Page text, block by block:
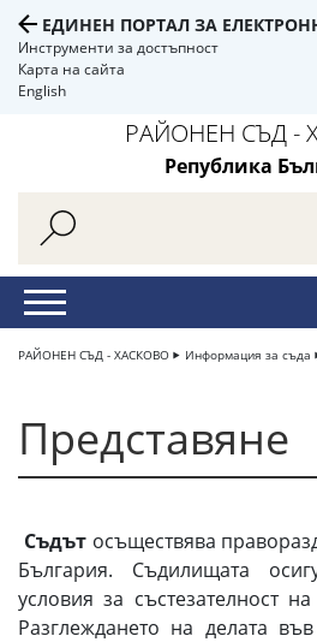
ЕДИНЕН ПОРТАЛ ЗА
Инструменти за достъпност
Карта на сайта
English
РАЙОНЕН СЪД -
Република
РАЙОНЕН СЪД - ХАСКОВО Информация за съда
Представяне
Съдът осъществява
България. Съдилищата
условия за състезателност
Разглеждането на делата